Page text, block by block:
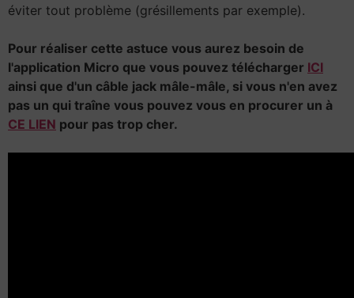
éviter tout problème (grésillements par exemple).
Pour réaliser cette astuce vous aurez besoin de
l'application Micro que vous pouvez télécharger ICI
ainsi que d'un câble jack mâle-mâle, si vous n'en avez
pas un qui traîne vous pouvez vous en procurer un à
CE LIEN pour pas trop cher.